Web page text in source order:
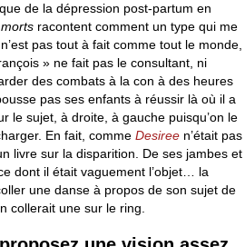
de la dépression post-partum en
racontent comment un type qui me
pas tout à fait comme tout le monde,
» ne fait pas le consultant, ni
des combats à la con à des heures
pas ses enfants à réussir là où il a
le sujet, à droite, à gauche puisqu’on le
En fait, comme Desiree n’était pas
livre sur la disparition. De ses jambes et
dont il était vaguement l’objet… la
une danse à propos de son sujet de
collerait une sur le ring.